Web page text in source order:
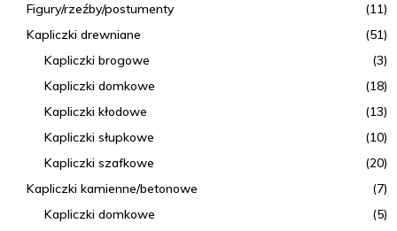
Figury/rzeźby/postumenty
(11)
Kapliczki drewniane
(51)
Kapliczki brogowe
(3)
Kapliczki domkowe
(18)
Kapliczki kłodowe
(13)
Kapliczki słupkowe
(10)
Kapliczki szafkowe
(20)
Kapliczki kamienne/betonowe
(7)
Kapliczki domkowe
(5)